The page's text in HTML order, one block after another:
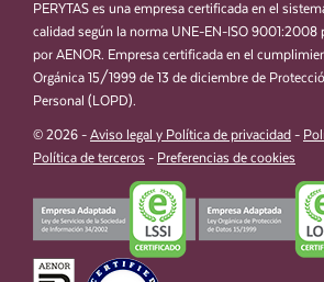
PERYTAS es una empresa certificada en el
calidad según la norma UNE-EN-ISO 9001:2008
por AENOR. Empresa certificada en el
Orgánica 15/1999 de 13 de diciembre de
Personal (LOPD).
© 2026 - Aviso legal y Política de privacidad -
Política de terceros - Preferencias de cookies